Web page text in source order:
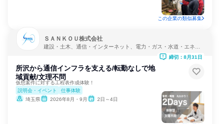
この企業の類似募集
ＳＡＮＫＯＵ株式会社
建設・土木、通信・インターネット、電力・ガス・水道・エネル
所沢から通信インフラを支える/転勤なしで地
域貢献/文理不問
仮想案件に対する工程表作成体験！
説明会・イベント
仕事体験
埼玉県
2026年8月・9月 2日～4日
締切：8月31日